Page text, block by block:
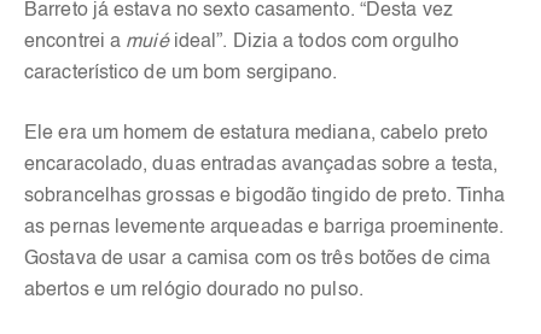
Barreto já estava no sexto casamento. “Desta vez
encontrei a muié ideal”. Dizia a todos com orgulho
característico de um bom sergipano.
Ele era um homem de estatura mediana, cabelo preto
encaracolado, duas entradas avançadas sobre a testa,
sobrancelhas grossas e bigodão tingido de preto. Tinha
as pernas levemente arqueadas e barriga proeminente.
Gostava de usar a camisa com os três botões de cima
abertos e um relógio dourado no pulso.